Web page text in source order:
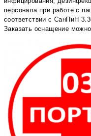
персонала при работе с
соответствии с СанПиН
Заказать оснащение